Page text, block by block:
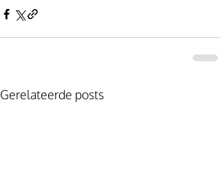
Gerelateerde posts